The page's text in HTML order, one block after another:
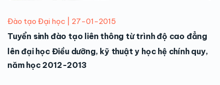
Đào tạo Đại học | 27-01-2015
Tuyển sinh đào tạo liên thông từ trình độ cao đẳng
lên đại học Điều dưỡng, kỹ thuật y học hệ chính quy,
năm học 2012-2013